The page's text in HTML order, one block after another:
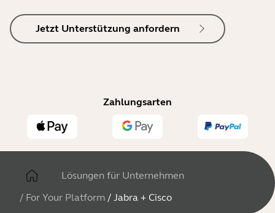
Jetzt Unterstützung anfordern
Zahlungsarten
Lösungen für Unternehmen
/ For Your Platform / Jabra + Cisco